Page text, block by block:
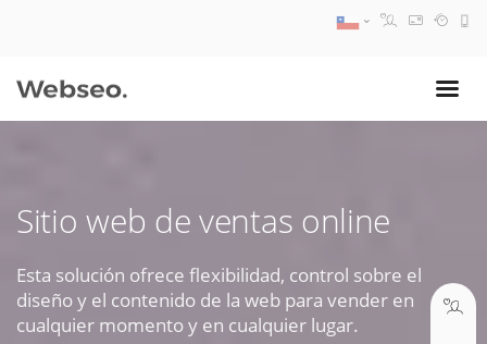
Sitio web de ventas online
Esta solución ofrece flexibilidad, control sobre el
diseño y el contenido de la web para vender en
cualquier momento y en cualquier lugar.
09:30 AM A 18:30 PM
soporte@webseo.cl